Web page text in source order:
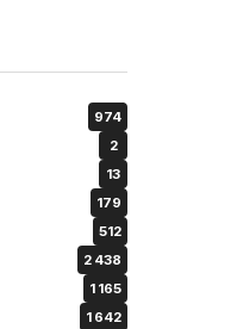
974
2
13
179
512
2 438
1 165
1 642